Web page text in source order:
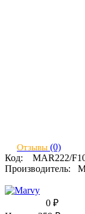
Отзывы (0)
Код: MAR222/
Производитель:
0 ₽